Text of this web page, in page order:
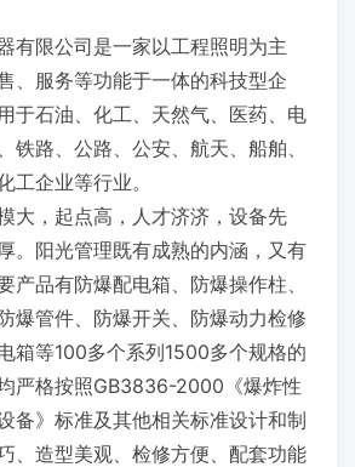
有限公司是一家以工程照明为主
、服务等功能于一体的科技型企
于石油、化工、天然气、医药、电
铁路、公路、公安、航天、船舶、
工企业等行业。
大，起点高，人才济济，设备先
。阳光管理既有成熟的内涵，又有
产品有防爆配电箱、防爆操作柱、
爆管件、防爆开关、防爆动力检修
箱等100多个系列1500多个规格的
严格按照GB3836-2000《爆炸性
备》标准及其他相关标准设计和制
、造型美观、检修方便、配套功能